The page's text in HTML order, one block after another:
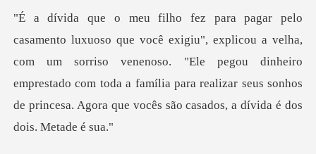
a velha,
com um sorriso venenoso. "Ele pegou dinheiro
emprestado com toda a família para real